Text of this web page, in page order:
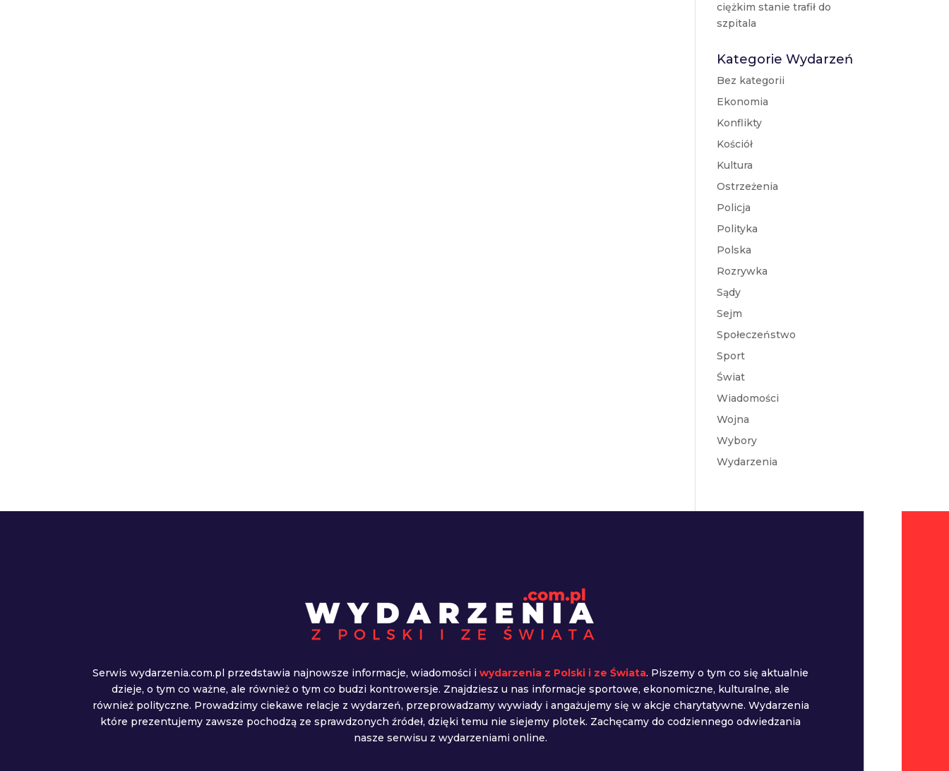
ciężkim stanie trafił do
szpitala
Kategorie Wydarzeń
Bez kategorii
Ekonomia
Konflikty
Kościół
Kultura
Ostrzeżenia
Policja
Polityka
Polska
Rozrywka
Sądy
Sejm
Społeczeństwo
Sport
Świat
Wiadomości
Wojna
Wybory
Wydarzenia
Serwis wydarzenia.com.pl przedstawia najnowsze informacje, wiadomości iwydarzenia z Polski i ze Świata. Piszemy o tym co się aktualnie
dzieje, o tym co ważne, ale również o tym co budzi kontrowersje. Znajdziesz u nas informacje sportowe, ekonomiczne, kulturalne, ale
również polityczne. Prowadzimy ciekawe relacje z wydarzeń, przeprowadzamy wywiady i angażujemy się w akcje charytatywne. Wydarzenia
które prezentujemy zawsze pochodzą ze sprawdzonych źródeł, dzięki temu nie siejemy plotek. Zachęcamy do codziennego odwiedzania
nasze serwisu z wydarzeniami online.